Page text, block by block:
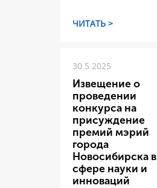
ЧИТАТЬ >
30 5 2025
Извещение о
проведении
конкурса на
присуждение
премий мэрий
города
Новосибирска в
сфере науки и
инноваций